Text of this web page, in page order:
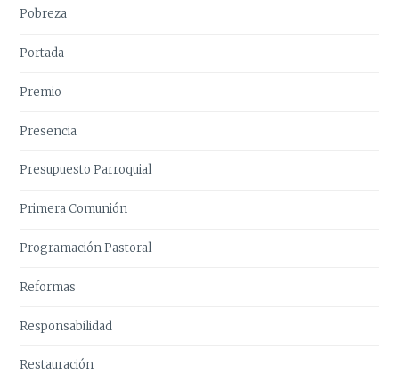
Pobreza
Portada
Premio
Presencia
Presupuesto Parroquial
Primera Comunión
Programación Pastoral
Reformas
Responsabilidad
Restauración